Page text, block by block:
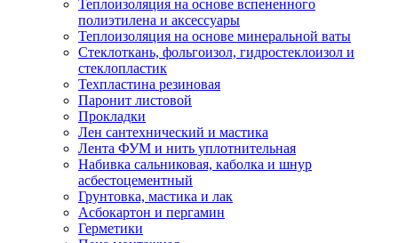
Теплоизоляция на основе вспененного
полиэтилена и аксессуары
Теплоизоляция на основе минеральной ваты
Стеклоткань, фольгоизол, гидростеклоизол и
стеклопластик
Техпластина резиновая
Паронит листовой
Прокладки
Лен сантехнический и мастика
Лента ФУМ и нить уплотнительная
Набивка сальниковая, каболка и шнур
асбестоцементный
Грунтовка, мастика и лак
Асбокартон и пергамин
Герметики